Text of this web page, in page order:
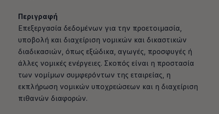
Περιγραφή
Επεξεργασία δεδομένων για την προετοιμασία,
υποβολή και διαχείριση νομικών και δικαστικών
διαδικασιών, όπως εξώδικα, αγωγές, προσφυγές ή
άλλες νομικές ενέργειες. Σκοπός είναι η προστασία
των νομίμων συμφερόντων της εταιρείας, η
εκπλήρωση νομικών υποχρεώσεων και η διαχείριση
πιθανών διαφορών.